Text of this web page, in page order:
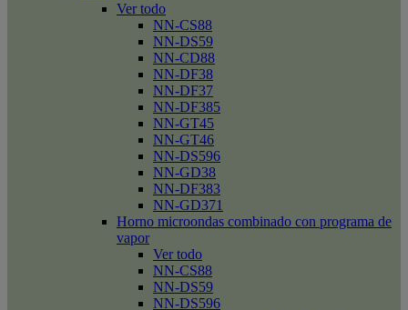
Ver todo
NN-CS88
NN-DS59
NN-CD88
NN-DF38
NN-DF37
NN-DF385
NN-GT45
NN-GT46
NN-DS596
NN-GD38
NN-DF383
NN-GD371
Horno microondas combinado con programa de
vapor
Ver todo
NN-CS88
NN-DS59
NN-DS596